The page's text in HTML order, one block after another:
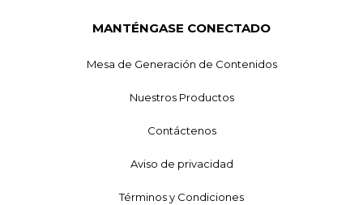
MANTÉNGASE CONECTADO
Mesa de Generación de Contenidos
Nuestros Productos
Contáctenos
Aviso de privacidad
Términos y Condiciones